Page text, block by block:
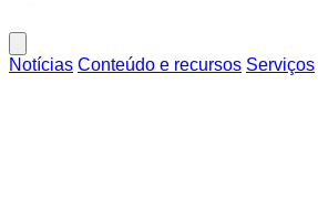
Notícias Conteúdo e recursos Serviços